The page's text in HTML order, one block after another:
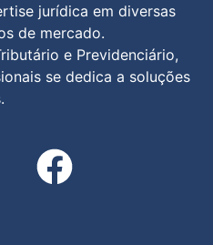
jurídica em diversas
de mercado.
e Previdenciário,
se dedica a soluções